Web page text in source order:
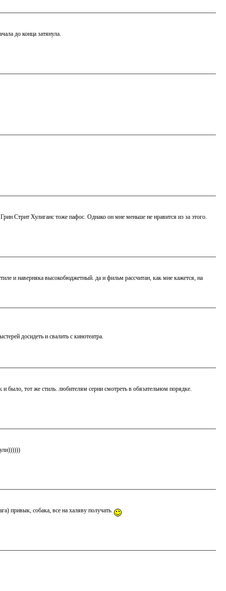
до конца затянула.
Стрит Хулиганс тоже пафос. Однако он мне меньше не нравится из за этого.
и наверняка высокобюджетный. да и фильм рассчитан, как мне кажется, на
досидеть и свалить с кинотеатра.
и было, тот же стиль. любителям серии смотреть в обязательном порядке.
привык, собака, все на халяву получать.